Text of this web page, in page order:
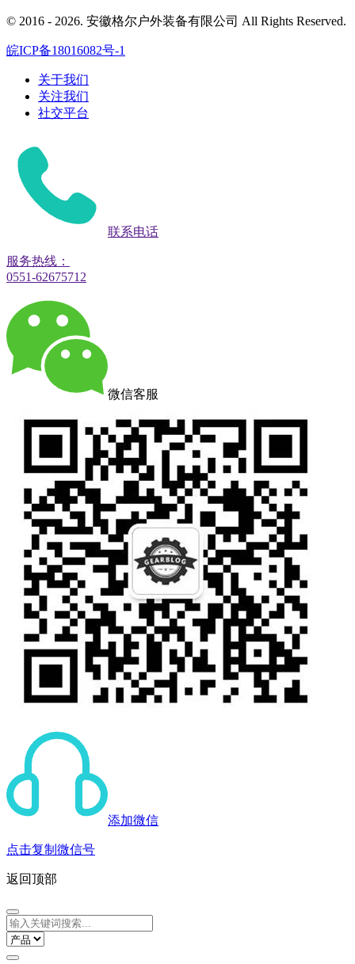
© 2016 - 2026. 安徽格尔户外装备有限公司 All Rights Reserved.
皖ICP备18016082号-1
关于我们
关注我们
社交平台
联系电话
服务热线：
0551-62675712
微信客服
添加微信
点击复制微信号
返回顶部